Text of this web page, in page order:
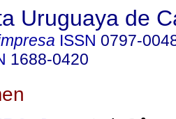
Uruguaya de
ISSN 0797-
1688-0420